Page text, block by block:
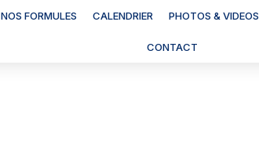
NOS FORMULES CALENDRIER PHOTOS & VIDEOS
CONTACT